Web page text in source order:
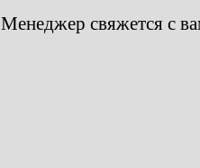
Менеджер свяжется с